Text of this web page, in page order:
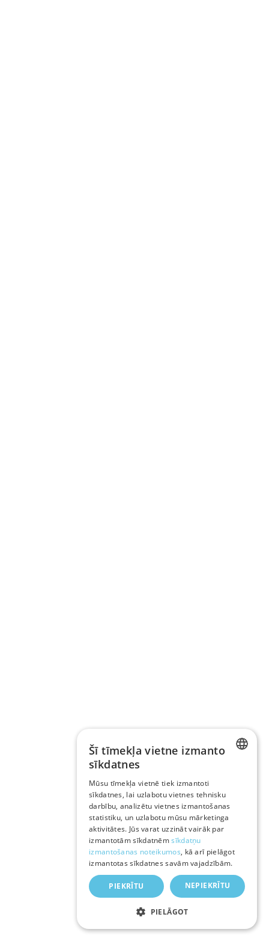
RUSSIAN
ENGLISH
Šī tīmekļa vietne izmanto
sīkdatnes
Mūsu tīmekļa vietnē tiek izmantoti
sīkdatnes, lai uzlabotu vietnes tehnisku
darbību, analizētu vietnes izmantošanas
statistiku, un uzlabotu mūsu mārketinga
aktivitātes. Jūs varat uzzināt vairāk par
izmantotām sīkdatnēmsīkdatņu
izmantošanas noteikumos, kā arī pielāgot
izmantotas sīkdatnes savām vajadzībām.
PIEKRĪTU NEPIEKRĪTU
PIELĀGOT